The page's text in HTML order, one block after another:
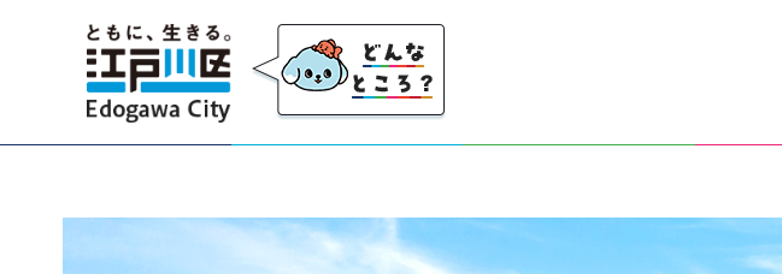
江戸川区
区長室 江戸川区長 斉藤 猛 ～だれ